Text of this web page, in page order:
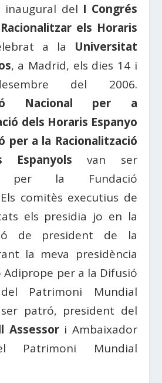
inaugural del I Congrés
els Horaris
a la Universitat
, a Madrid, els dies 14 i
del 2006.
Nacional per a
dels Horaris Espanyo
per a la Racionalització
Espanyols van ser
per la Fundació
comitès executius de
els presidia jo en la
de president de la
la meva presidència
Adiprope per a la Difusió
Patrimoni Mundial
ser patró, president del
Assessori Ambaixador
Patrimoni Mundial